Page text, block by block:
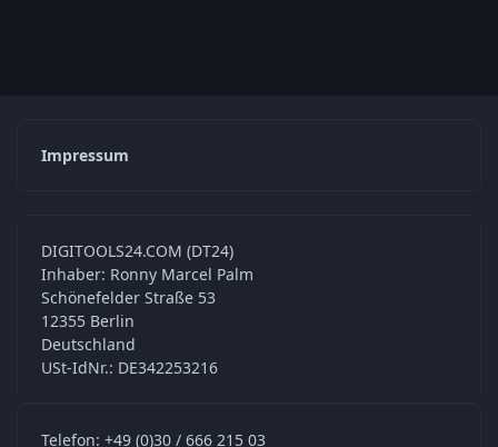
Impressum
DIGITOOLS24.COM (DT24)
Inhaber: Ronny Marcel Palm
Schönefelder Straße 53
12355 Berlin
Deutschland
USt-IdNr.: DE342253216
Telefon: +49 (0)30 / 666 215 03